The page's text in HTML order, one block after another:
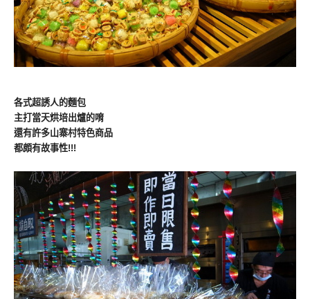
各式超誘人的麵包
主打當天烘培出爐的唷
還有許多山寨村特色商品
都頗有故事性!!!